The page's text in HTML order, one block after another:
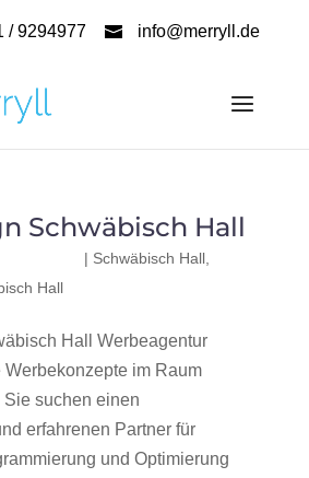
/ 9294977 info@merryll.de
Schwäbisch Hall
| Schwäbisch Hall,
Hall
Hall Werbeagentur
Werbekonzepte im Raum
suchen einen
erfahrenen Partner für
und Optimierung